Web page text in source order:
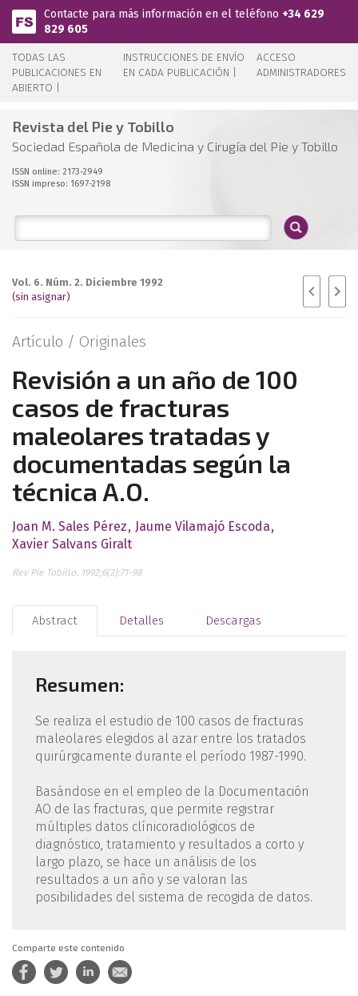
Pasar al contenido principal
Contacte para más información en el teléfono +34 629
829 605
TODAS LAS
PUBLICACIONES EN
ABIERTO |
INSTRUCCIONES DE ENVÍO
EN CADA PUBLICACIÓN |
ACCESO
ADMINISTRADORES
Revista del Pie y Tobillo
Sociedad Española de Medicina y Cirugía del Pie y Tobillo
ISSN online: 2173-2949
ISSN impreso: 1697-2198
Vol. 6. Núm. 2. Diciembre 1992
(sin asignar)
Artículo / Originales
Revisión a un año de 100
casos de fracturas
maleolares tratadas y
documentadas según la
técnica A.O.
Joan M. Sales Pérez
Jaume Vilamajó Escoda
Xavier Salvans Giralt
Rev Pie Tobillo. 1992;6(2):71-98
Abstract Detalles Descargas
Resumen:
Se realiza el estudio de 100 casos de fracturas
maleolares elegidos al azar entre los tratados
quirúrgicamente durante el período 1987-1990.
Basándose en el empleo de la Documentación
AO de las fracturas, que permite registrar
múltiples datos clínicoradiológicos de
diagnóstico, tratamiento y resultados a corto y
largo plazo, se hace un análisis de los
resultados a un año y se valoran las
posibilidades del sistema de recogida de datos.
Comparte este contenido